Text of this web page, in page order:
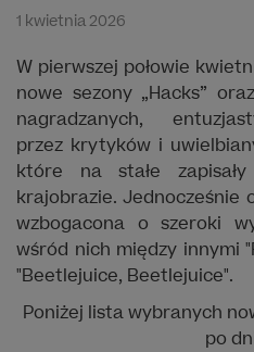
1 kwietnia 2026
W pierwszej połowie
nowe sezony „Hacks”
nagradzanych,
przez krytyków i
które na stałe
krajobrazie.
wzbogacona o szeroki
wśród nich między innymi
"Beetlejuice, Beetlejuice".
Poniżej lista wybranych
po